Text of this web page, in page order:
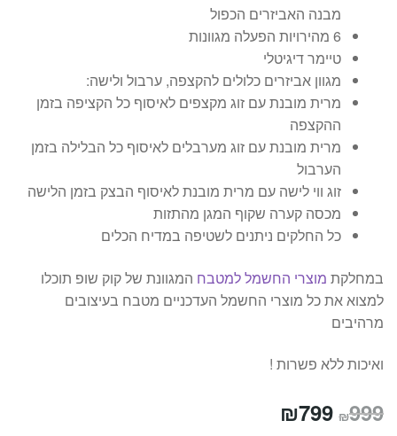
מבנה האביזרים הכפול
6 מהירויות הפעלה מגוונות
טיימר דיגיטלי
מגוון אביזרים כלולים להקצפה, ערבול ולישה:
מרית מובנת עם זוג מקצפים לאיסוף כל הקציפה בזמן
ההקצפה
מרית מובנת עם זוג מערבלים לאיסוף כל הבלילה בזמן
הערבול
זוג ווי לישה עם מרית מובנת לאיסוף הבצק בזמן הלישה
מכסה קערה שקוף המגן מהתזות
כל החלקים ניתנים לשטיפה במדיח הכלים
במחלקת מוצרי החשמל למטבח המגוונת של קוק שופ תוכלו
למצוא את כל מוצרי החשמל העדכניים מטבח בעיצובים
מרהיבים
ואיכות ללא פשרות !
₪999 המחיר
₪799